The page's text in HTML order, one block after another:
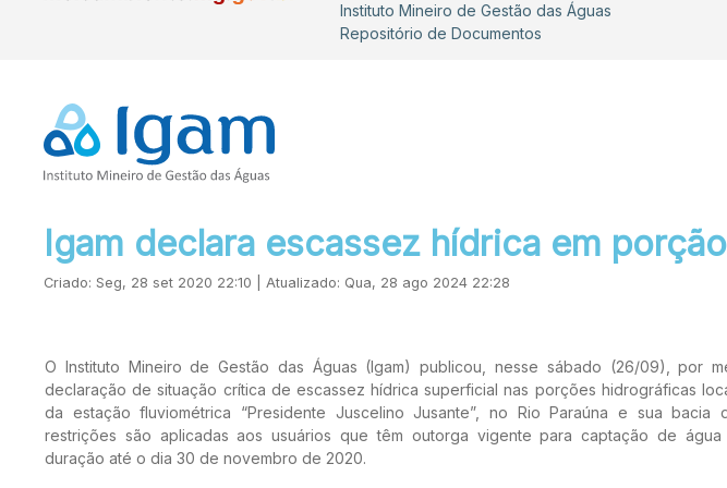
Instituto Mineiro de Gestão das Águas
Repositório de Documentos
Igam declara escassez hídrica em
Criado: Seg, 28 set 2020 22:10 | Atualizado: Qua, 28 ago 2024 22:28
O Instituto Mineiro de Gestão das Águas (Igam) publicou, nesse sábado (26/09), por
declaração de situação crítica de escassez hídrica superficial nas porções hidrográficas
da estação fluviométrica “Presidente Juscelino Jusante”, no Rio Paraúna e sua bacia
restrições são aplicadas aos usuários que têm outorga vigente para captação de
duração até o dia 30 de novembro de 2020.